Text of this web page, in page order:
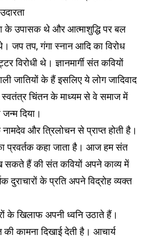
के उपासक थे और आत्माशुद्धि पर बल
जप तप, गंगा स्नान आदि का विरोध
थे। ज्ञानमार्गी संत कवियों
जातियों के हैं इसलिए ये लोग जादिवाद
चिंतन के माध्यम से वे समाज में
दिया।
और त्रिलोचन से प्राप्त होती है।
प्रवर्तक कहा जाता है। आज हम संत
सकते हैं की संत कवियों अपने काव्य में
दुराचारों के प्रति अपने विद्रोह व्यक्त
के खिलाफ अपनी ध्वनि उठाते हैं।
कामना दिखाई देती है। आचार्य